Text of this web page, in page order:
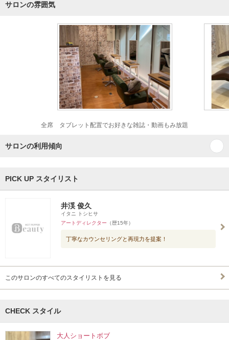
サロンの雰囲気
全席 タブレット配置でお好きな雑誌・動画もみ放題
サロンの利用傾向
PICK UP スタイリスト
井渓 俊久
イタニ トシヒサ
アートディレクター （歴15年）
丁寧なカウンセリングと再現力を提案！
このサロンのすべてのスタイリストを見る
CHECK スタイル
大人ショートボブ